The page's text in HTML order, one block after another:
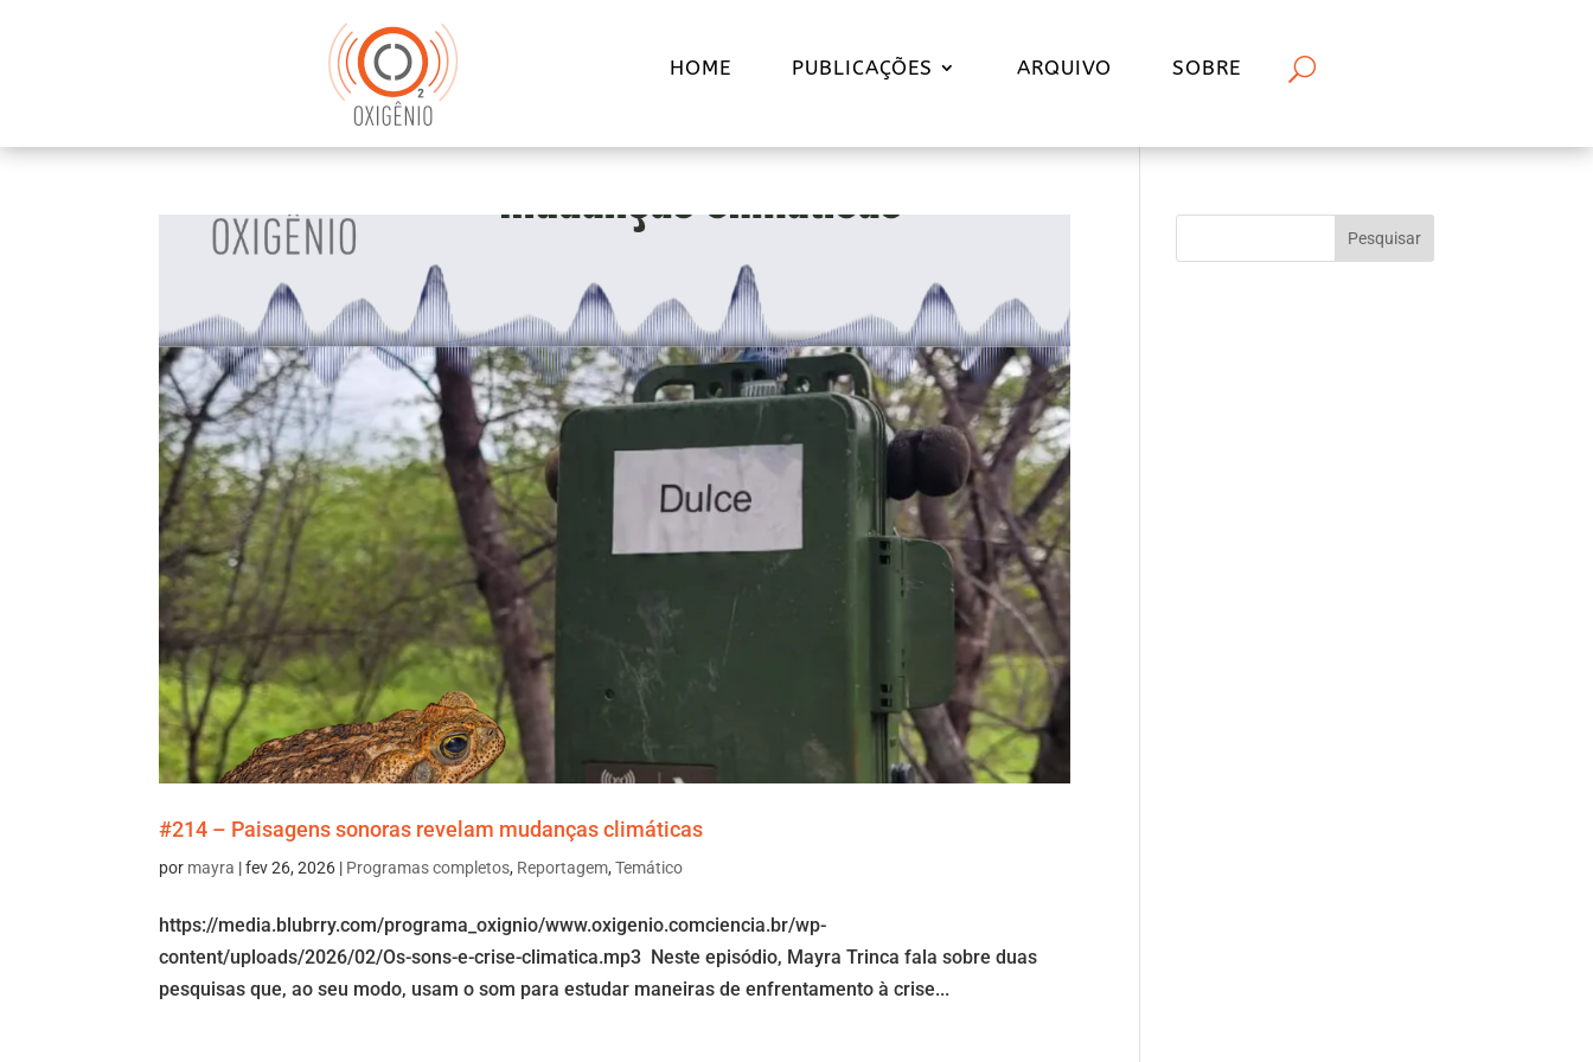
HOME PUBLICAÇÕES ARQUIVO SOBRE
#214 – Paisagens sonoras revelam mudanças climáticas
por mayra |fev 26, 2026 | Programas completos, Reportagem,Temático
https://media.blubrry.com/programa_oxignio/www.oxigenio.comciencia.br/wp-
content/uploads/2026/02/Os-sons-e-crise-climatica.mp3 Neste episódio, Mayra Trinca fala sobre duas
pesquisas que, ao seu modo, usam o som para estudar maneiras de enfrentamento à crise...